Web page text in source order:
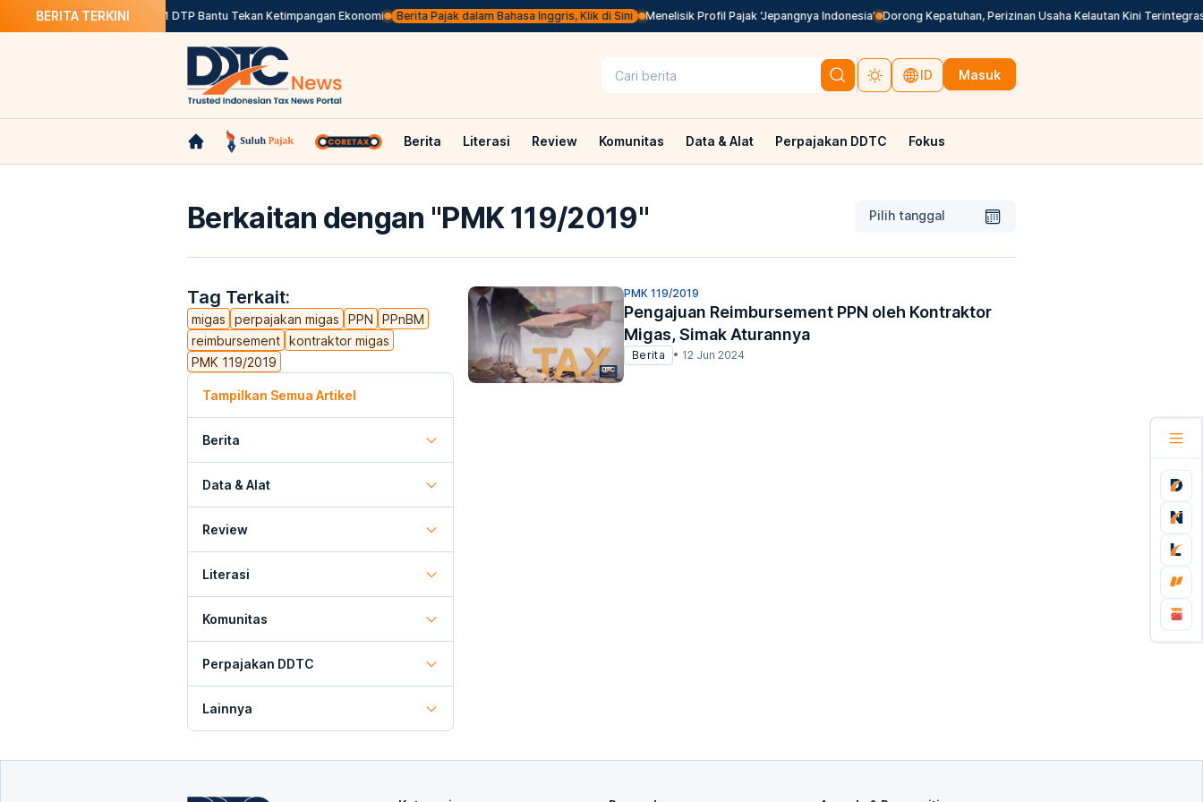
BERITA TERKINI
Airlangga: PPh 21 DTP Bantu Tekan Ketimpangan Ekonomi Berita Pajak dalam Bahasa Inggris, Klik di Sini Menelisik Profil Pajak ‘Jepangnya Indonesia’ Dorong Kepatuhan, Perizinan Usaha Kelautan Kini Terintegrasi
ID Masuk
Berita Literasi Review Komunitas Data & Alat Perpajakan DDTC Fokus
Berkaitan dengan "PMK 119/2019" Pilih tanggal
Tag Terkait:
migas perpajakan migas PPN
PPnBM
reimbursement kontraktor migas
PMK 119/2019
Tampilkan Semua Artikel
Berita
Data & Alat
Review
Literasi
Komunitas
Perpajakan DDTC
Lainnya
PMK 119/2019
Pengajuan Reimbursement PPN oleh Kontraktor
Migas, Simak Aturannya
Berita • 12 Jun 2024